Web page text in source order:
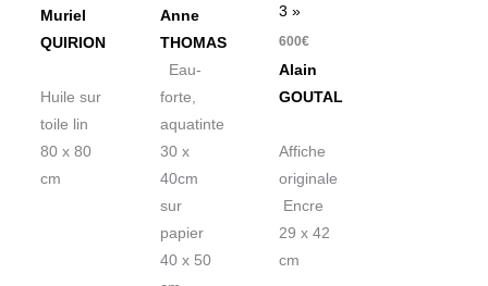
Muriel
QUIRION
Huile sur
toile lin
80 x 80
cm
Anne
THOMAS
Eau-
forte,
aquatinte
30 x
40cm
sur
papier
40 x 50
3 »
600€
Alain
GOUTAL
Affiche
originale
Encre
29 x 42
cm